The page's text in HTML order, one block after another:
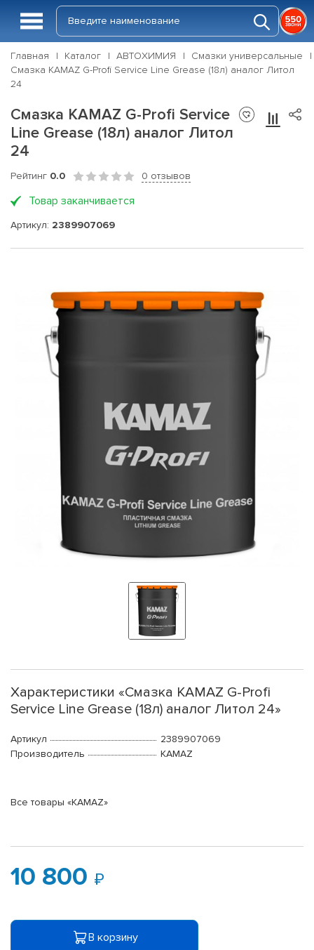
Главная Каталог АВТОХИМИЯ
Смазки универсальные
Смазка KAMAZ G-Profi Service Line Grease (18л) аналог Литол
24
Смазка KAMAZ G-Profi Service
Line Grease (18л) аналог Литол
24
Рейтинг 0.0 0 отзывов
Товар заканчивается
Артикул: 2389907069
Характеристики «Смазка KAMAZ G-Profi
Service Line Grease (18л) аналог Литол 24»
Артикул
2389907069
Производитель
KAMAZ
Все товары «KAMAZ»
10 800
В корзину